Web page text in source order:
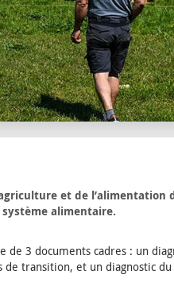
et de
alimentaire.
de 3 documents cadres : un
transition, et un diagnostic